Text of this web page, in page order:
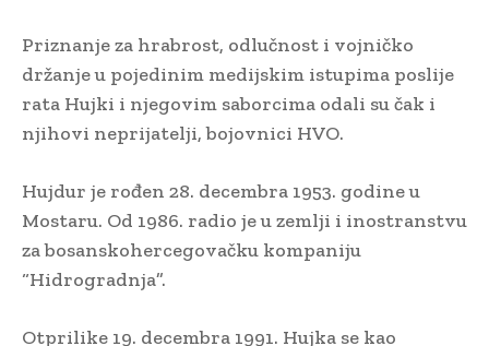
Priznanje za hrabrost, odlučnost i vojničko
držanje u pojedinim medijskim istupima poslije
rata Hujki i njegovim saborcima odali su čak i
njihovi neprijatelji, bojovnici HVO.
Hujdur je rođen 28. decembra 1953. godine u
Mostaru. Od 1986. radio je u zemlji i inostranstvu
za bosanskohercegovačku kompaniju
“Hidrogradnja”.
Otprilike 19. decembra 1991. Hujka se kao